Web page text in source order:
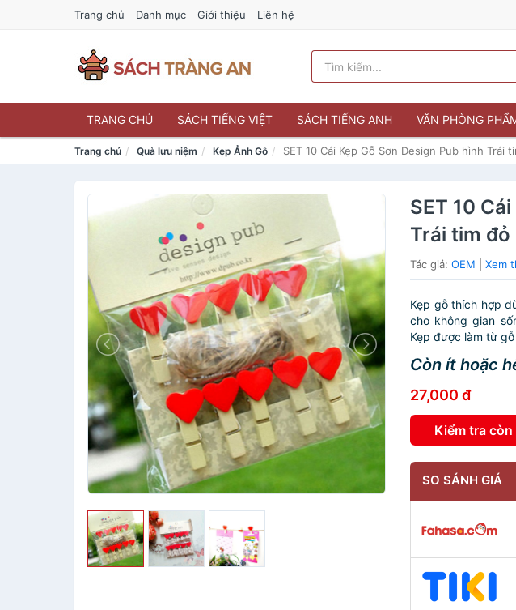
Trang chủ Danh mục Giới thiệu Liên hệ
TRANG CHỦ SÁCH TIẾNG VIỆT SÁCH TIẾNG ANH VĂN PHÒNG
Trang chủ Quà lưu niệm Kẹp Ảnh Gỗ SET 10 Cái Kẹp Gỗ Sơn Design Pub hình Trái
SET 10
Trái tim đỏ
Tác giả:OEM |Xem
Kẹp gỗ thích hợp
cho không gian
Kẹp được làm từ
Còn ít hoặc
27,000 đ
Kiểm tra còn
SO SÁNH GIÁ